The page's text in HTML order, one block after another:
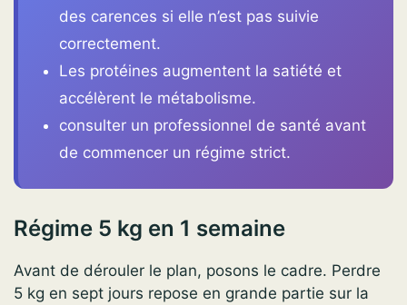
des carences si elle n’est pas suivie
correctement.
Les protéines augmentent la satiété et
accélèrent le métabolisme.
consulter un professionnel de santé avant
de commencer un régime strict.
Régime 5 kg en 1 semaine
Avant de dérouler le plan, posons le cadre. Perdre
5 kg en sept jours repose en grande partie sur la